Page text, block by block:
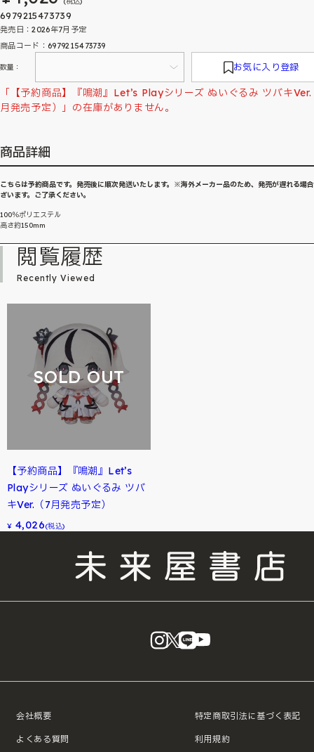
6979215473739
発売日：2026年7月予定
商品コード：6979215473739
数量： お気に入り登録
「【予約商品】『鳴潮』Let’s Playシリーズ ぬいぐるみ ツバキ
月発売予定）」の在庫がありません。
商品詳細
こちらは予約商品です。発売後に順次発送いたします。※海外メーカー品のため、発売が遅れる場
ざいます。ご了承ください。
100％ポリエステル
高さ約150mm
閲覧履歴
Recently Viewed
SOLD OUT
【予約商品】『鳴潮』Let’s
Playシリーズ ぬいぐるみ ツバ
キVer.（7月発売予定）
¥ 4,026(税込)
instagram
X LINE
会社概要
よくある質問
特定商取引法に基づく表記
利用規約